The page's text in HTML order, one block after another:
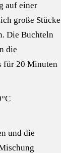
auf einer
große Stücke
Die Buchteln
die
für 20 Minuten
und die